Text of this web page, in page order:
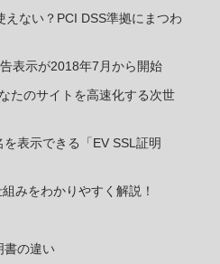
ない？PCI DSS準拠にまつわ
表示が2018年7月から開始
たのサイトを高速化する次世
表示できる「EV SSL証明
みをわかりやすく解説！
書の違い